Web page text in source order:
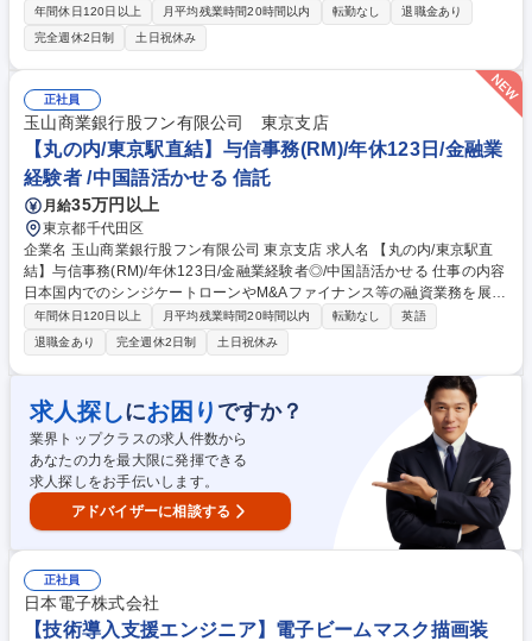
たします。日本における事業拡大に伴う募集です。平均残業時間は月20時
間以下、働きやすい環境が整っております。 ■AML(アンチマネーロンダリ
ング)/CFT(テロ資金供与対策)に関する社内規程類の整備 ■オペレーション
部門のモニタリング/レポート ■疑わしい取引の届け出内容の分析/レポー
ト ■他部門およびグループ各社各社からのAML/CFTに関する照会対応 ■リ
スクアセスメントおよびリスク評価書の作成・更新 ■AML/CFTに関する社
内研修の企画・実施 （変更範囲：当社の定める業務） 募集職種 【丸の内/
東京駅直結】金融犯罪対策担当★年間休日123日/土日祝休/月残業15h
年間休日120日以上 月平均残業時間20時間以内 転勤なし
退職金あり
完全週休2日制
土日祝休み
正社員
玉山商業銀行股フン有限公司 東京支店
【丸の内/東京駅直結】与信事務(RM)/年休123日/金融業
経験者 /中国語活かせる 信託
月給35万円以上
東京都千代田区
企業名 玉山商業銀行股フン有限公司 東京支店 求人名 【丸の内/東京駅直
結】与信事務(RM)/年休123日/金融業経験者◎/中国語活かせる 仕事の内容
日本国内でのシンジケートローンやM&Aファイナンス等の融資業務を展開
し、高資産層への不動産融資も実施。財務分析や信用調査を行い、報告書
を作成。社内外でのプレゼンや与信管理等をお任せします。即戦力◎ ■ 日
本国内のシンジケートローン、M&Aファイナンス、データセンター向け融
資、バイラテラルローン等業務の開拓および取引展開 ■ 日本の不動産に投
資する高資産顧客への融資提供 ■ 財務諸表、与信契約、ローンスキームの
分析 ■ 借入人の背景調査および信用分析を行い、与信報告書およびリスク
分析報告書を作成 募集職種 【丸の内/東京駅直結】与信事務(RM)/年休123
日/金融業経験者◎/中国語活かせる
年間休日120日以上 月平均残業時間20時間以内 転勤なし
英語
退職金あり
完全週休2日制 土日祝休み
求人探しにお困り ですか？
業界トップクラスの求人件数から
あなたの力を最大限に発揮できる
求人探しをお手伝いします。
アドバイザーに相談する
正社員
日本電子株式会社
【技術導入支援エンジニア】電子ビームマスク描画装